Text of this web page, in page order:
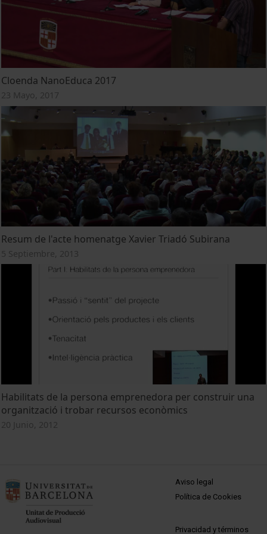
Cloenda NanoEduca 2017
23 Mayo, 2017
Resum de l'acte homenatge Xavier Triadó Subirana
5 Septiembre, 2013
Habilitats de la persona emprenedora per construir una
organització i trobar recursos econòmics
20 Junio, 2012
MENÚ PEU 1
Aviso legal
Política de Cookies
PEU 2
Privacidad y términos